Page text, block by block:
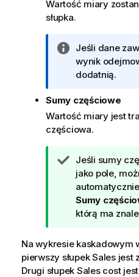
Wartość miary
słupka.
I
n
f
r
m
a
a
Jeśli dane
wynik
dodatnią.
Sumy częściowe
Wartość miary jest
częściowa.
W
s
k
a
z
w
k
a
Jeśli sumy
jako pole,
Sumy
którą ma
Na wykresie kaskadowym
pierwszy słupekSalesjest
Drugi słupek Sales costjest